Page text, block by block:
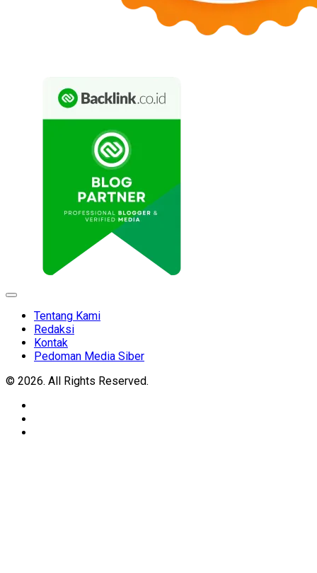
Expand
Tentang Kami
Redaksi
Kontak
Pedoman Media Siber
© 2026. All Rights Reserved.